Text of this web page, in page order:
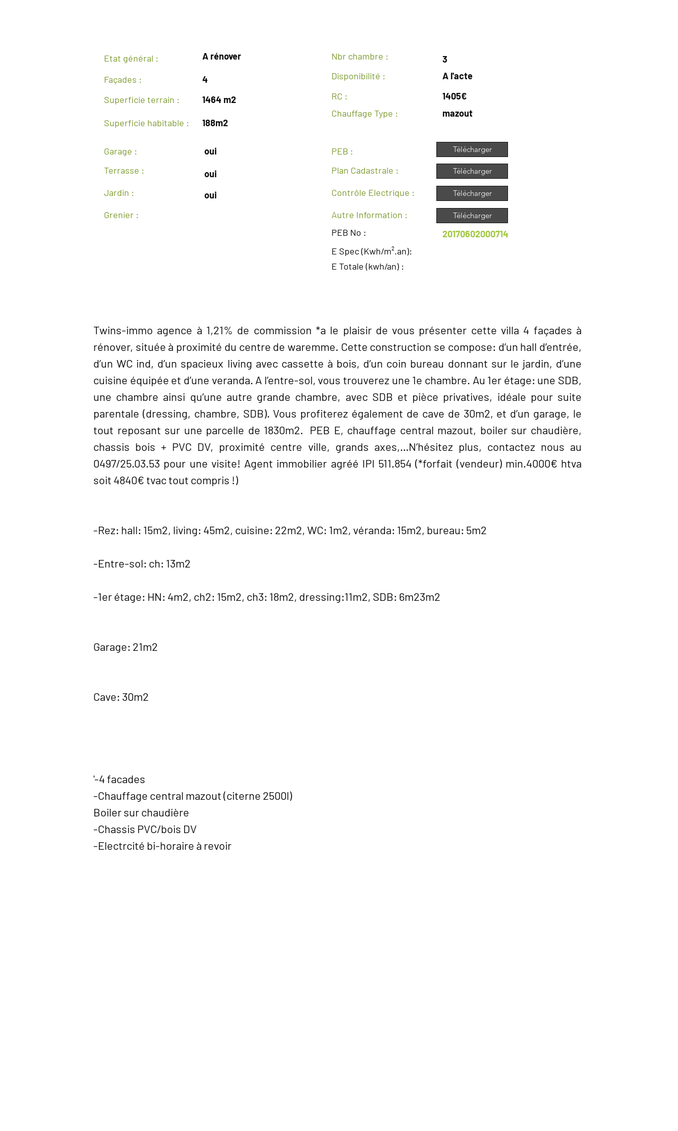
Etat général :
Façades :
Superficie terrain :
Superficie habitable :
Garage :
Terrasse :
Jardin :
Grenier :
A rénover
4
1464 m2
188m2
oui
oui
oui
Nbr chambre :
Disponibilité :
RC :
Chauffage Type :
3
A l'acte
1405€
mazout
PEB :
Plan Cadastrale :
Contrôle Electrique :
Autre Information :
PEB No :
E Spec (Kwh/m².an):
E Totale (kwh/an) :
Télécharger
Télécharger
Télécharger
Télécharger
20170602000714
Twins-immo agence à 1,21% de commission *a le plaisir de vous présenter cette villa 4 façades à
rénover, située à proximité du centre de waremme. Cette construction se compose: d’un hall d’entrée,
d’un WC ind, d’un spacieux living avec cassette à bois, d’un coin bureau donnant sur le jardin, d’une
cuisine équipée et d’une veranda. A l’entre-sol, vous trouverez une 1e chambre. Au 1er étage: une SDB,
une chambre ainsi qu’une autre grande chambre, avec SDB et pièce privatives, idéale pour suite
parentale (dressing, chambre, SDB). Vous profiterez également de cave de 30m2, et d’un garage, le
tout reposant sur une parcelle de 1830m2. PEB E, chauffage central mazout, boiler sur chaudière,
chassis bois + PVC DV, proximité centre ville, grands axes,…N’hésitez plus, contactez nous au
0497/25.03.53 pour une visite! Agent immobilier agréé IPI 511.854 (*forfait (vendeur) min.4000€ htva
soit 4840€ tvac tout compris !)
-Rez: hall: 15m2, living: 45m2, cuisine: 22m2, WC: 1m2, véranda: 15m2, bureau: 5m2
-Entre-sol: ch: 13m2
-1er étage: HN: 4m2, ch2: 15m2, ch3: 18m2, dressing:11m2, SDB: 6m23m2
Garage: 21m2
Cave: 30m2
'-4 facades
-Chauffage central mazout (citerne 2500l)
Boiler sur chaudière
-Chassis PVC/bois DV
-Electrcité bi-horaire à revoir